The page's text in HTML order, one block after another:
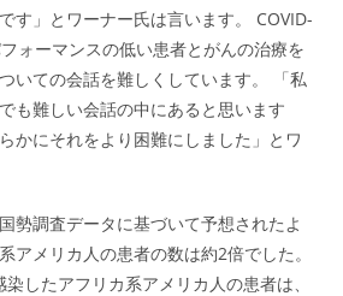
す」とワーナー氏は言います。 COVID-
ォーマンスの低い患者とがんの治療を
いての会話を難しくしています。 「私
も難しい会話の中にあると思います
かにそれをより困難にしました」とワ
勢調査データに基づいて予想されたよ
アメリカ人の患者の数は約2倍でした。
したアフリカ系アメリカ人の患者は、